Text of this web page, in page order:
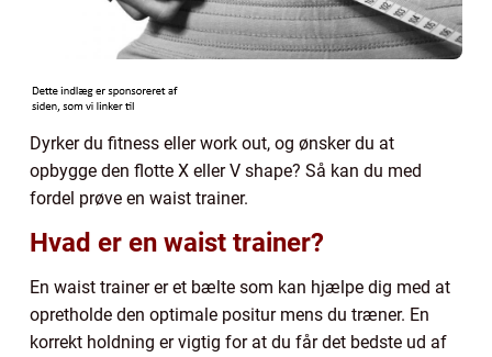
Dyrker du fitness eller work out, og ønsker du at
opbygge den flotte X eller V shape? Så kan du med
fordel prøve en waist trainer.
Hvad er en waist trainer?
En waist trainer er et bælte som kan hjælpe dig med at
opretholde den optimale positur mens du træner. En
korrekt holdning er vigtig for at du får det bedste ud af